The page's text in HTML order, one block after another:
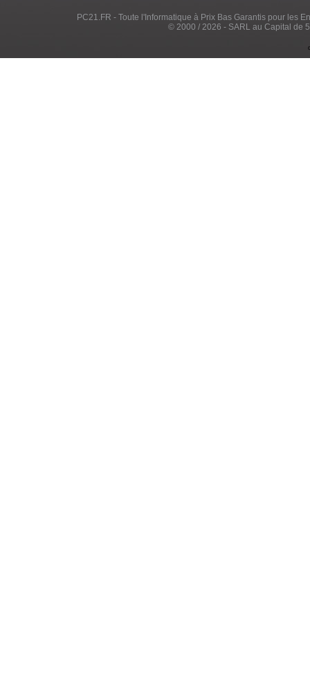
PC21.FR - Toute l'Informatique à Prix Bas Garantis pour les
© 2000 / 2026 - SARL au Capital de